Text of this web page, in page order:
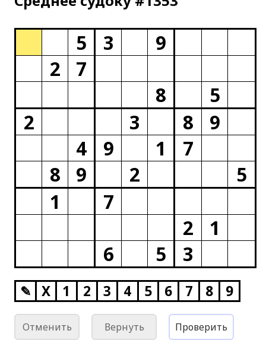
5 3
9
2
7
8
5
2
3 8
9
4
9 1
7
8
9 2
5
1
7
2
1
6
5 3
✎ X 1 2 3 4 5 6 7 8 9
Отменить Вернуть Проверить